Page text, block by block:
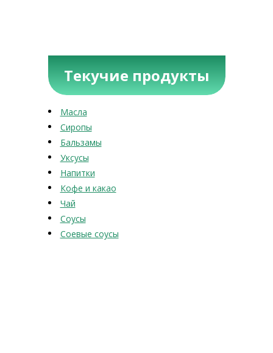
Текучие продукты
Масла
Сиропы
Бальзамы
Уксусы
Напитки
Кофе и какао
Чай
Соусы
Соевые соусы